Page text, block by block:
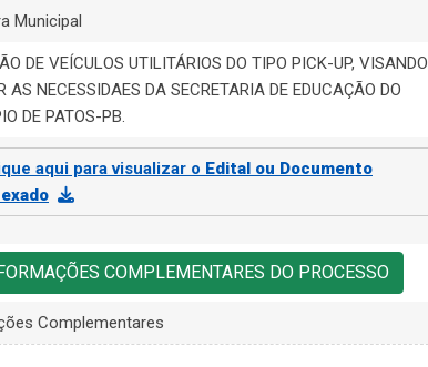
Municipal
DE VEÍCULOS UTILITÁRIOS DO TIPO PICK-UP, VISANDO
AS NECESSIDAES DA SECRETARIA DE EDUCAÇÃO DO
DE PATOS-PB.
aqui para visualizar o Edital ou Documento
COMPLEMENTARES DO PROCESSO
Complementares